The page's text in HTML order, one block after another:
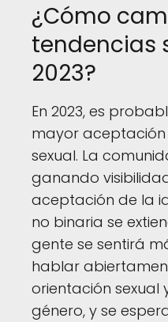
¿Cómo
tendencias
2023?
En 2023, es
mayor
sexual. La
ganando
aceptación de la
no binaria se
gente se sentirá
hablar
orientación sexual
género, y se